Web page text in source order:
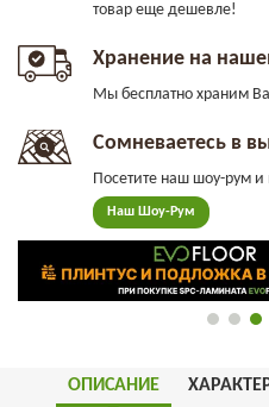
товар еще дешевле!
Хранение на
Мы бесплатно храним
Сомневаетесь в
Посетите наш шоу-рум и
Наш Шоу-Рум
ОПИСАНИЕ